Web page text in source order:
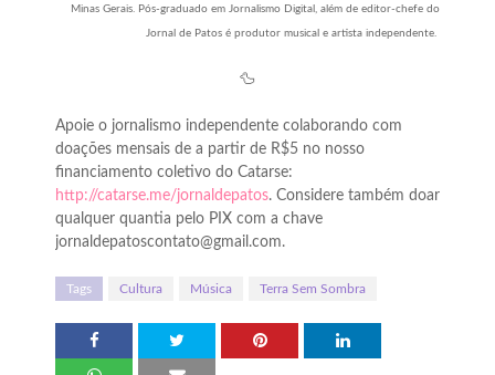
Minas Gerais. Pós-graduado em Jornalismo Digital, além de editor-chefe do
Jornal de Patos é produtor musical e artista independente.
🦆
Apoie o jornalismo independente colaborando com
doações mensais de a partir de R$5 no nosso
financiamento coletivo do Catarse:
http://catarse.me/jornaldepatos. Considere também doar
qualquer quantia pelo PIX com a chave
jornaldepatoscontato@gmail.com.
Tags Cultura Música Terra Sem Sombra